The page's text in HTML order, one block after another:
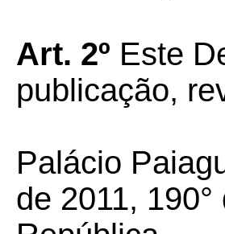
Art. 2º Este
publicação,
Palácio
de 2011,